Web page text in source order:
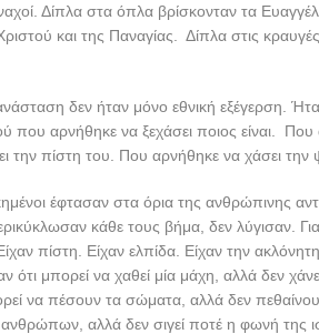
Δίπλα στα όπλα βρίσκονταν τα
και της Παναγίας. Δίπλα στις
δεν ήταν μόνο εθνική εξέγερση.
που αρνήθηκε να ξεχάσει ποιος είναι.
την πίστη του. Που αρνήθηκε να χάσει την
έφτασαν στα όρια της ανθρώπινης
κάθε τους βήμα, δεν λύγισαν.
πίστη. Είχαν ελπίδα. Είχαν την
ότι μπορεί να χαθεί μία μάχη, αλλά δεν
να πέσουν τα σώματα, αλλά δεν
αλλά δεν σιγεί ποτέ η φωνή της